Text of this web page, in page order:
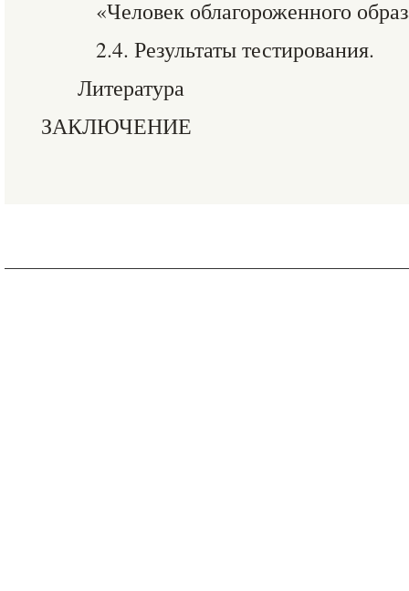
«Человек облагороженного
2.4. Результаты тестирования.
Литература
ЗАКЛЮЧЕНИЕ